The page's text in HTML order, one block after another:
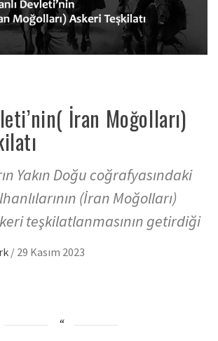
İran Moğolları)
Yakın Doğu coğrafyasındaki
(İran Moğolları)
teşkilatlanmasının getirdiği
/ 29 Kasım 2023